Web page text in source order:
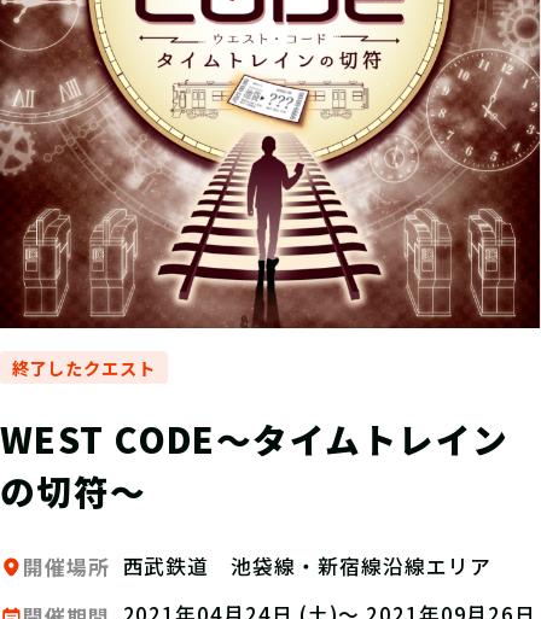
終了したクエスト
WEST CODE～タイムトレイン
の切符～
開催場所 西武鉄道 池袋線・新宿線沿線エリア